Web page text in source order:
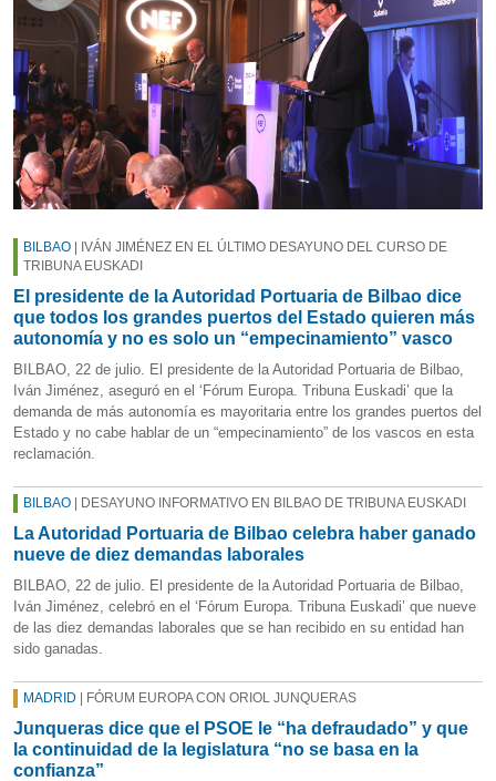
BILBAO | IVÁN JIMÉNEZ EN EL ÚLTIMO DESAYUNO DEL CURSO DE
TRIBUNA EUSKADI
El presidente de la Autoridad Portuaria de Bilbao dice
que todos los grandes puertos del Estado quieren más
autonomía y no es solo un “empecinamiento” vasco
BILBAO, 22 de julio. El presidente de la Autoridad Portuaria de Bilbao,
Iván Jiménez, aseguró en el ‘Fórum Europa. Tribuna Euskadi’ que la
demanda de más autonomía es mayoritaria entre los grandes puertos del
Estado y no cabe hablar de un “empecinamiento” de los vascos en esta
reclamación.
BILBAO | DESAYUNO INFORMATIVO EN BILBAO DE TRIBUNA EUSKADI
La Autoridad Portuaria de Bilbao celebra haber ganado
nueve de diez demandas laborales
BILBAO, 22 de julio. El presidente de la Autoridad Portuaria de Bilbao,
Iván Jiménez, celebró en el ‘Fórum Europa. Tribuna Euskadi’ que nueve
de las diez demandas laborales que se han recibido en su entidad han
sido ganadas.
MADRID | FÓRUM EUROPA CON ORIOL JUNQUERAS
Junqueras dice que el PSOE le “ha defraudado” y que
la continuidad de la legislatura “no se basa en la
confianza”